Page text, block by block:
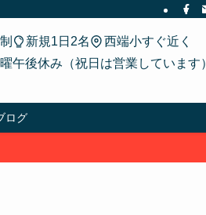
ログ
新規1日2名
西端小すぐ近く
午後休み（祝日は営業しています）